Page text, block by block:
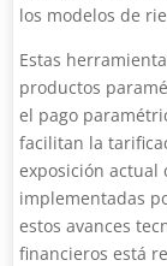
los modelos de
Estas
productos
el pago
facilitan la
exposición actual
implementadas
estos avances
financieros está